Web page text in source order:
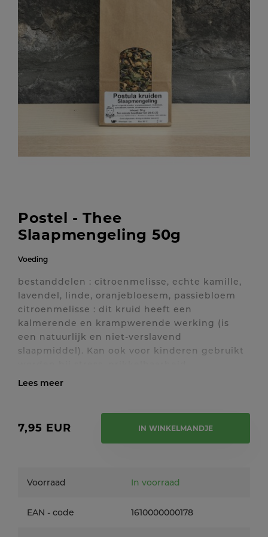
Postel - Thee
Slaapmengeling 50g
Voeding
bestanddelen : citroenmelisse, echte kamille,
lavendel, linde, oranjebloesem, passiebloem
citroenmelisse : dit kruid heeft een
kalmerende en krampwerende werking (is
een natuurlijk en niet-verslavend
slaapmiddel). Kan ook voor kinderen gebruikt
zenuwachtigheid, ADHD en rusteloosheid.
spijsverteringsklachten zoals krampen,
kolieken, misselijkheid, darmgassen,
echte kamille : heeft een kalmerende werking
prikkelbaarheid, ook bij kinderen met ADHD,
7,95 EUR IN WINKELMANDJE
Voorraad In voorraad
EAN - code 1610000000178